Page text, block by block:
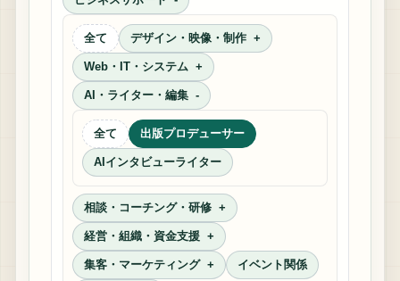
全て デザイン・映像・制作
Web・IT・システム
AI・ライター・編集
全て 出版プロデューサー
AIインタビューライター
相談・コーチング・研修
経営・組織・資金支援
集客・マーケティング イベント関係